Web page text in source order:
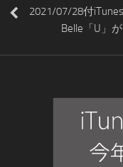
2021/07/28付
Belle「U」